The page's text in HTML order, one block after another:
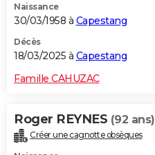
Naissance
30/03/1958 à Capestang
Décès
18/03/2025 à Capestang
Famille CAHUZAC
Roger REYNES (92 ans)
Créer une cagnotte obsèques